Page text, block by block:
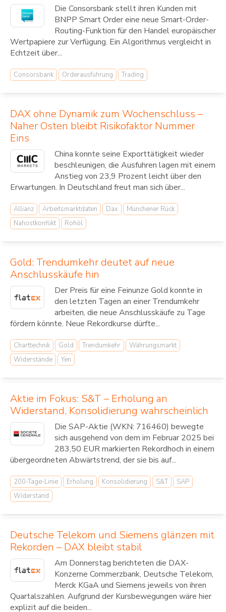
Die Consorsbank stellt ihren Kunden mit
BNPP Smart Order eine neue Smart-Order-
Routing-Funktion für den Handel europäischer
Wertpapiere zur Verfügung. Ein Algorithmus vergleicht in
Echtzeit über...
Consorsbank Orderausführung Trading
DAX ohne Dynamik zum Wochenschluss –
Naher Osten bleibt Risikofaktor Nummer
Eins
China konnte seine Exporttätigkeit wieder
beschleunigen, die Ausfuhren lagen mit einem
Anstieg von 23,9 Prozent leicht über den
Erwartungen. In Deutschland freut man sich über...
Allianz Arbeitsmarktdaten Dax
Münchener Rück
Nahostkonflikt
Rohöl
Gold: Trendumkehr deutet auf neue
Anschlusskäufe hin
Der Preis für eine Feinunze Gold konnte in
den letzten Tagen an einer Trendumkehr
arbeiten, die neue Anschlusskäufe zu Tage
fördern könnte. Neue Rekordkurse dürfte...
Charttechnik Gold Trendumkehr
Währungsmarkt
Widerstände
Yen
Aktie im Fokus: S&T – Erholung an
Widerstand, Konsolidierung wahrscheinlich
Die SAP-Aktie (WKN: 716460) bewegte
sich ausgehend von dem im Februar 2025 bei
283,50 EUR markierten Rekordhoch in einem
übergeordneten Abwärtstrend, der sie bis auf...
200-Tage-Linie Erholung Konsolidierung S&T
SAP
Widerstand
Deutsche Telekom und Siemens glänzen mit
Rekorden – DAX bleibt stabil
Am Donnerstag berichteten die DAX-
Konzerne Commerzbank, Deutsche Telekom,
Merck KGaA und Siemens jeweils von ihren
Quartalszahlen. Aufgrund der Kursbewegungen wäre hier
explizit auf die beiden...